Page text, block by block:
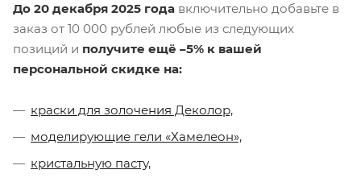
До 20 декабря 2025 года включительно добавьте в
заказ от 10 000 рублей любые из следующих
позиций и получите ещё –5% к вашей
персональной скидке на:
краски для золочения Деколор,
моделирующие гели «Хамелеон»,
кристальную пасту,